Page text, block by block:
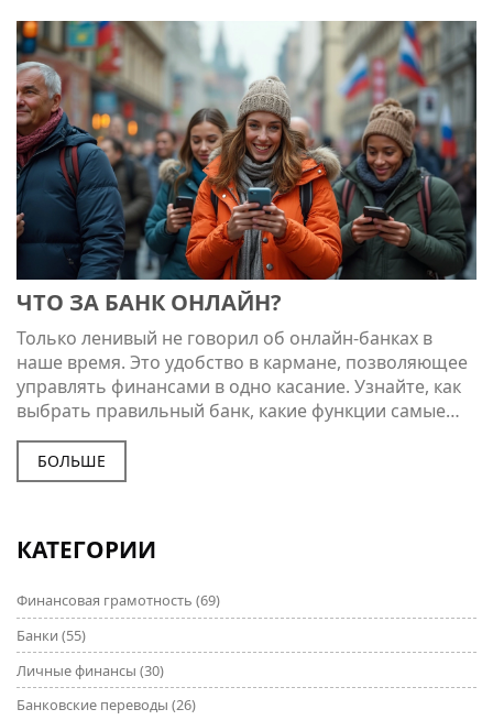
ЧТО ЗА БАНК ОНЛАЙН?
Только ленивый не говорил об онлайн-банках в
наше время. Это удобство в кармане, позволяющее
управлять финансами в одно касание. Узнайте, как
выбрать правильный банк, какие функции самые
важные и насколько безопасны такие сервисы. Если
вы ещё не пользуетесь онлайн-банком, сейчас
самое время начать.
БОЛЬШЕ
КАТЕГОРИИ
Финансовая грамотность (69)
Банки (55)
Личные финансы (30)
Банковские переводы (26)